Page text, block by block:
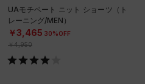
UAモチベート ニット ショーツ（ト
レーニング/MEN）
￥3,465 30%OFF
￥4,950